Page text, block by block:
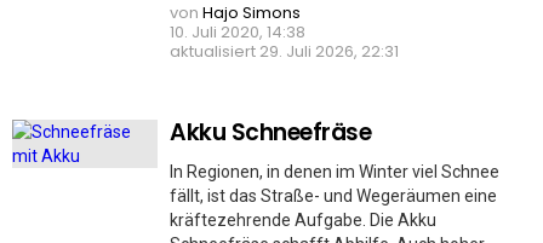
von Hajo Simons
10. Juli 2020, 14:38
aktualisiert 29. Juli 2026, 22:31
Akku Schneefräse
In Regionen, in denen im Winter viel Schnee
fällt, ist das Straße- und Wegeräumen eine
kräftezehrende Aufgabe. Die Akku